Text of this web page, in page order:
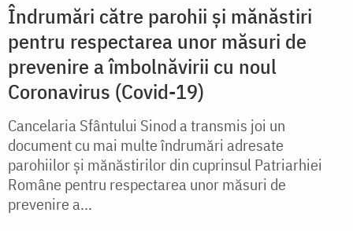
Îndrumări către parohii și mănăstiri
pentru respectarea unor măsuri de
prevenire a îmbolnăvirii cu noul
Coronavirus (Covid-19)
Cancelaria Sfântului Sinod a transmis joi un
document cu mai multe îndrumări adresate
parohiilor şi mănăstirilor din cuprinsul Patriarhiei
Române pentru respectarea unor măsuri de
prevenire a...